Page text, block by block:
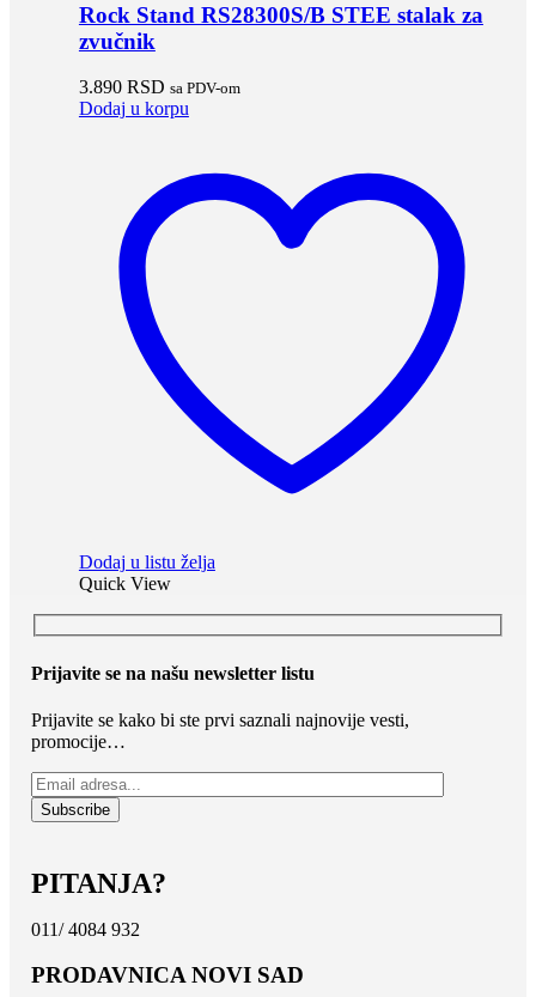
Rock Stand RS28300S/B STEE stalak za
zvučnik
3.890 RSD sa PDV-om
Dodaj u korpu
Dodaj u listu želja
Quick View
Prijavite se na našu newsletter listu
Prijavite se kako bi ste prvi saznali najnovije vesti,
promocije…
PITANJA?
011/ 4084 932
PRODAVNICA NOVI SAD